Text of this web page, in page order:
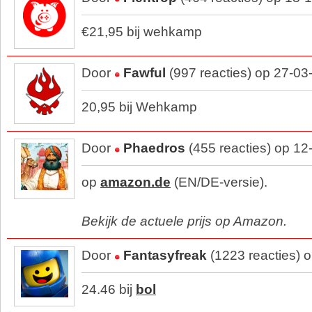
€21,95 bij wehkamp
Door Fawful (997 reacties) op 27-
20,95 bij Wehkamp
Door Phaedros (455 reacties) op
op amazon.de (EN/DE-versie).
Bekijk de actuele prijs op Amazon.
Door Fantasyfreak (1223 reacties)
24.46 bij bol